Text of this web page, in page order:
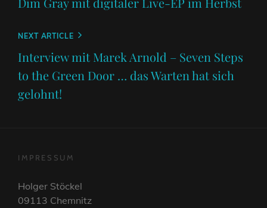
Next
NEXT ARTICLE
Interview mit Marek Arnold – Seven Steps
to the Green Door … das Warten hat sich
gelohnt!
IMPRESSUM
Holger Stöckel
09113 Chemnitz